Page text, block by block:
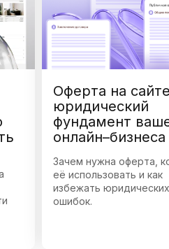
Оферта на
юридический
фундамент
онлайн–бизнеса
Зачем нужна оферта,
её использовать и как
избежать юридических
ошибок.